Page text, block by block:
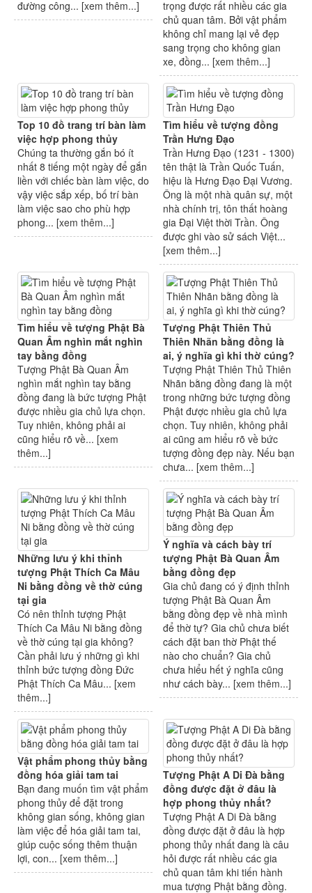
đường công... [xem thêm...]
trọng được rất nhiều các gia
chủ quan tâm. Bởi vật phẩm
không chỉ mang lại vẻ đẹp
sang trọng cho không gian
xe, đồng... [xem thêm...]
Top 10 đồ trang trí bàn làm
việc hợp phong thủy
Chúng ta thường gắn bó ít
nhất 8 tiếng một ngày để gắn
liền với chiếc bàn làm việc, do
vậy việc sắp xếp, bố trí bàn
làm việc sao cho phù hợp
phong... [xem thêm...]
Tìm hiểu về tượng đồng
Trần Hưng Đạo
Trần Hưng Đạo (1231 - 1300)
tên thật là Trần Quốc Tuấn,
hiệu là Hưng Đạo Đại Vương.
Ông là một nhà quân sự, một
nhà chính trị, tôn thất hoàng
gia Đại Việt thời Trần. Ông
được ghi vào sử sách Việt...
[xem thêm...]
Tìm hiểu về tượng Phật Bà
Quan Âm nghìn mắt nghìn
tay bằng đồng
Tượng Phật Bà Quan Âm
nghìn mắt nghìn tay bằng
đồng đang là bức tượng Phật
được nhiều gia chủ lựa chọn.
Tuy nhiên, không phải ai
cũng hiểu rõ về... [xem
thêm...]
Tượng Phật Thiên Thủ
Thiên Nhãn bằng đồng là
ai, ý nghĩa gì khi thờ cúng?
Tượng Phật Thiên Thủ Thiên
Nhãn bằng đồng đang là một
trong những bức tượng đồng
Phật được nhiều gia chủ lựa
chọn. Tuy nhiên, không phải
ai cũng am hiểu rõ về bức
tượng đồng đẹp này. Nếu bạn
chưa... [xem thêm...]
Những lưu ý khi thỉnh
tượng Phật Thích Ca Mâu
Ni bằng đồng về thờ cúng
tại gia
Có nên thỉnh tượng Phật
Thích Ca Mâu Ni bằng đồng
về thờ cúng tại gia không?
Cần phải lưu ý những gì khi
thỉnh bức tượng đồng Đức
Phật Thích Ca Mâu... [xem
thêm...]
Ý nghĩa và cách bày trí
tượng Phật Bà Quan Âm
bằng đồng đẹp
Gia chủ đang có ý định thỉnh
tượng Phật Bà Quan Âm
bằng đồng đẹp về nhà mình
để thờ tự? Gia chủ chưa biết
cách đặt ban thờ Phật thế
nào cho chuẩn? Gia chủ
chưa hiểu hết ý nghĩa cũng
như cách bày... [xem thêm...]
Vật phẩm phong thủy bằng
đồng hóa giải tam tai
Bạn đang muốn tìm vật phẩm
phong thủy để đặt trong
không gian sống, không gian
làm việc để hóa giải tam tai,
giúp cuộc sống thêm thuận
lợi, con... [xem thêm...]
Tượng Phật A Di Đà bằng
đồng được đặt ở đâu là
hợp phong thủy nhất?
Tượng Phật A Di Đà bằng
đồng được đặt ở đâu là hợp
phong thủy nhất đang là câu
hỏi được rất nhiều các gia
chủ quan tâm khi tiến hành
mua tượng Phật bằng đồng.